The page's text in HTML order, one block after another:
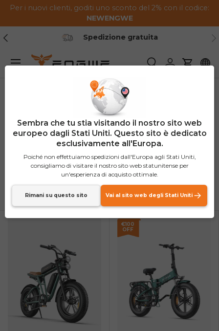
Per i nuovi clienti, goditi uno sconto del 2% con il codice:
NEWENGWE
Indietro
Spedizione gratuita
RicercaLoginCarrello
Menu
E-bike ENGWE
(43 prodotti)
Ordina per
Più rilevanti
Lista
€100
OFF
Sembra che tu stia visitando il nostro sito web
europeo dagli Stati Uniti. Questo sito è dedicato
esclusivamente all'Europa.
Poiché non effettuiamo spedizioni dall'Europa agli Stati Uniti,
consigliamo di visitare il nostro sito web statunitense per
un'esperienza di acquisto ottimale.
Rimani su questo sito Vai al sito web degli Stati Uniti